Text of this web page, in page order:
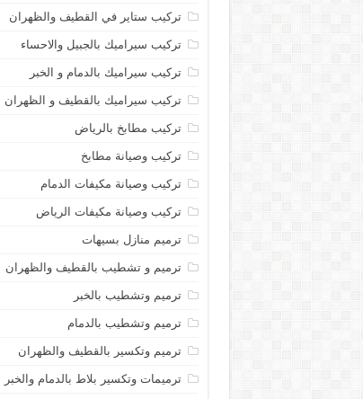
تركيب ستاير في القطيف والظهران
تركيب سيراميك بالجبيل والاحساء
تركيب سيراميك بالدمام و الخبر
تركيب سيراميك بالقطيف و الظهران
تركيب مطابخ بالرياض
تركيب وصيانة مطابخ
تركيب وصيانة مكيفات الدمام
تركيب وصيانة مكيفات الرياض
ترميم منازل بسيهات
ترميم و تشطيب بالقطيف والظهران
ترميم وتشطيب بالخبر
ترميم وتشطيب بالدمام
ترميم وتكسير بالقطيف والظهران
ترميمات وتكسير بلاط بالدمام والخبر